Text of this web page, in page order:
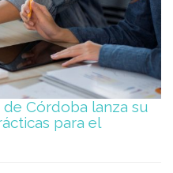
Córdoba lanza su
para el